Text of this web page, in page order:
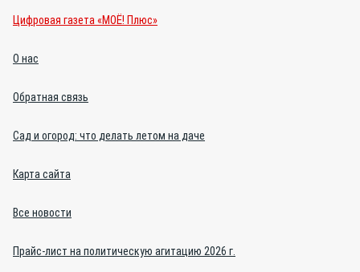
Цифровая газета «МОЁ! Плюс»
О нас
Обратная связь
Сад и огород: что делать летом на даче
Карта сайта
Все новости
Прайс-лист на политическую агитацию 2026 г.